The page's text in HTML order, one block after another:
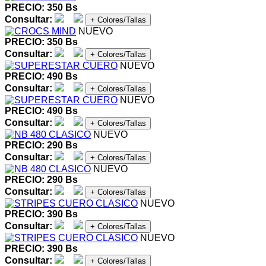
PRECIO: 350 Bs
Consultar:
+ Colores/Tallas
NUEVO
PRECIO: 350 Bs
Consultar:
+ Colores/Tallas
NUEVO
PRECIO: 490 Bs
Consultar:
+ Colores/Tallas
NUEVO
PRECIO: 490 Bs
Consultar:
+ Colores/Tallas
NUEVO
PRECIO: 290 Bs
Consultar:
+ Colores/Tallas
NUEVO
PRECIO: 290 Bs
Consultar:
+ Colores/Tallas
NUEVO
PRECIO: 390 Bs
Consultar:
+ Colores/Tallas
NUEVO
PRECIO: 390 Bs
Consultar:
+ Colores/Tallas